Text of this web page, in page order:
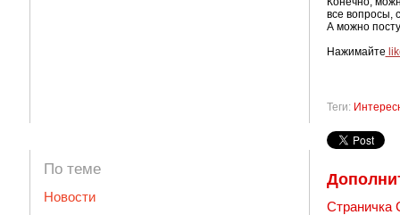
По теме
Новости
все вопросы,
А можно
Нажимайте
Теги:
Страничка